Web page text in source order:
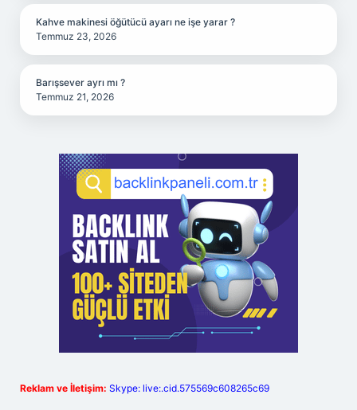
Kahve makinesi öğütücü ayarı ne işe yarar ?
Temmuz 23, 2026
Barışsever ayrı mı ?
Temmuz 21, 2026
Reklam ve İletişim: Skype: live:.cid.575569c608265c69